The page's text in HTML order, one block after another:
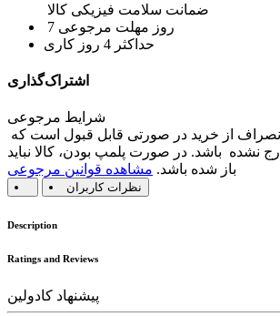
ضمانت سلامت فیزیکی کالا
7 روز مهلت مرجوعی
حداکثر 4 روز کاری
اشتراک‌گذاری
شرایط مرجوعی
نشده باشد. در صورت پلمپ بودن، کالا نباید
باز شده باشد. مشاهده قوانین مرجوعی
نظرات کاربران
Description
Ratings and Reviews
پیشنهاد کادولین